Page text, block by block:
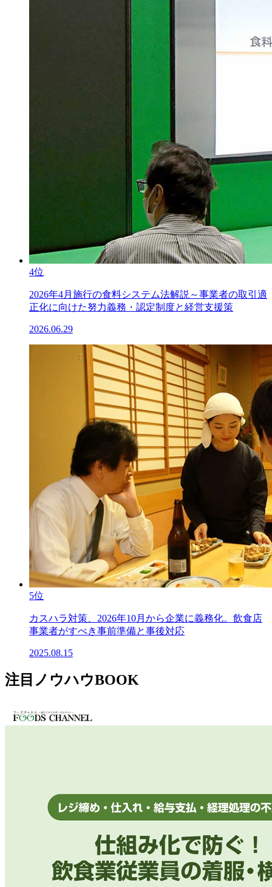
4位
2026年4月施行の食料システム法解説～事業者の取引適
正化に向けた努力義務・認定制度と経営支援策
2026.06.29
5位
カスハラ対策、2026年10月から企業に義務化。飲食店
事業者がすべき事前準備と事後対応
2025.08.15
注目ノウハウBOOK